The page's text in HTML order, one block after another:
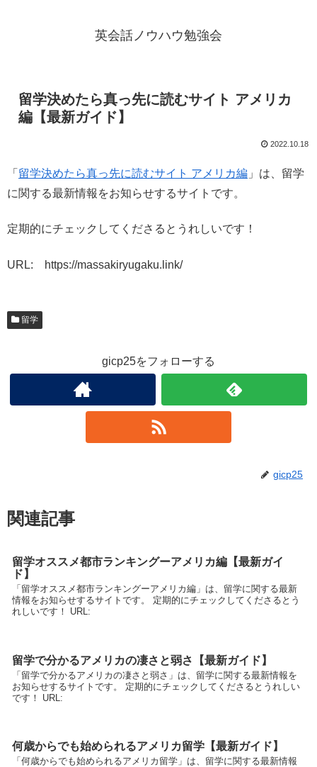
英会話ノウハウ勉強会
留学決めたら真っ先に読むサイト アメリカ
編【最新ガイド】
2022.10.18
「 留学決めたら真っ先に読むサイト アメリカ編 」は、留学
に関する最新情報をお知らせするサイトです。
定期的にチェックしてくださるとうれしいです！
URL: https://massakiryugaku.link/
留学
gicp25をフォローする
gicp25
関連記事
留学オススメ都市ランキングーアメリカ編【最新ガイ
ド】
「留学オススメ都市ランキングーアメリカ編」は、留学に関する最新
情報をお知らせするサイトです。 定期的にチェックしてくださるとう
れしいです！ URL:
留学で分かるアメリカの凄さと弱さ【最新ガイド】
「留学で分かるアメリカの凄さと弱さ」は、留学に関する最新情報を
お知らせするサイトです。 定期的にチェックしてくださるとうれしい
です！ URL:
何歳からでも始められるアメリカ留学【最新ガイド】
「何歳からでも始められるアメリカ留学」は、留学に関する最新情報